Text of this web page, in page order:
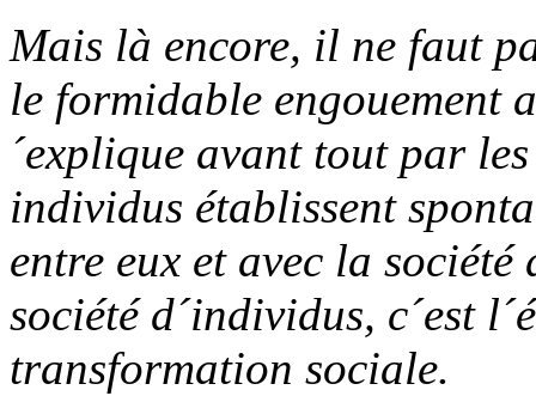
Mais là encore, il ne faut
le formidable engouement
´explique avant tout par
individus établissent
entre eux et avec la société
société d´individus, c´est
transformation sociale.